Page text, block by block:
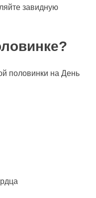
завидную
половинки на День